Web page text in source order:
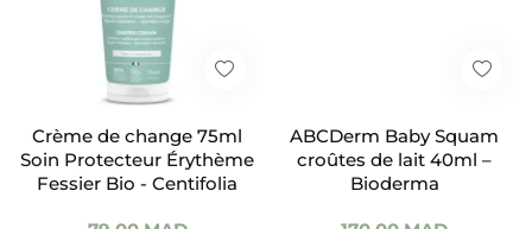
Crème de change 75ml
Soin Protecteur Érythème
Fessier Bio - Centifolia
ABCDerm Baby Squam
croûtes de lait 40ml –
Bioderma